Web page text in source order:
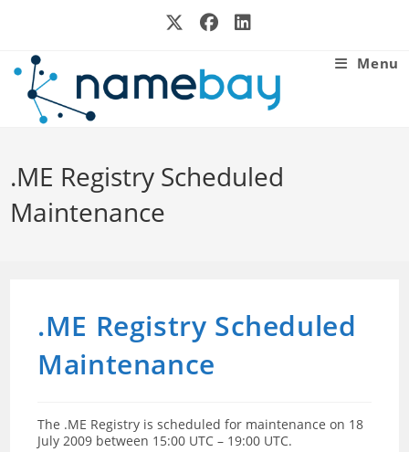
Menu
.ME Registry Scheduled
Maintenance
.ME Registry Scheduled
Maintenance
The .ME Registry is scheduled for maintenance on 18
July 2009 between 15:00 UTC – 19:00 UTC.